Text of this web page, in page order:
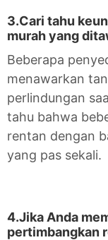
3.Cari tahu
murah yang
Beberapa
menawarkan
perlindungan
tahu bahwa
rentan dengan
yang pas sekali.
4.Jika Anda
pertimbangkan